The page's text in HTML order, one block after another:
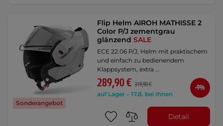
Sonderangebot
Flip Helm AIROH MATHISSE 2
Color P/J zementgrau
glänzendSALE
ECE 22.06 P/J, Helm mit praktischem
und einfach zu bedienendem
Klappsystem, extra …
289,90 € 319,90 €
auf Lager – 17.8. bei Ihnen
-9%
Detail